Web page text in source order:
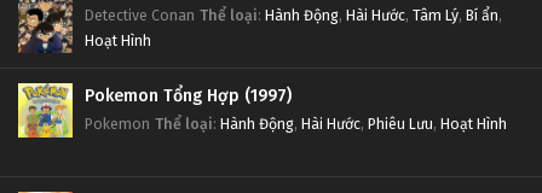
Detective Conan Thể loại: Hành Động, Hài Hước, Tâm Lý, Bí ẩn,
Hoạt Hình
Pokemon Tổng Hợp (1997)
Pokemon Thể loại: Hành Động, Hài Hước, Phiêu Lưu, Hoạt Hình